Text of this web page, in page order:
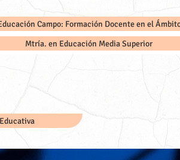
Campo: Formación Docente en el
Mtría. en Educación Media Superior